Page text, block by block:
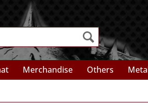
Merchandise Others